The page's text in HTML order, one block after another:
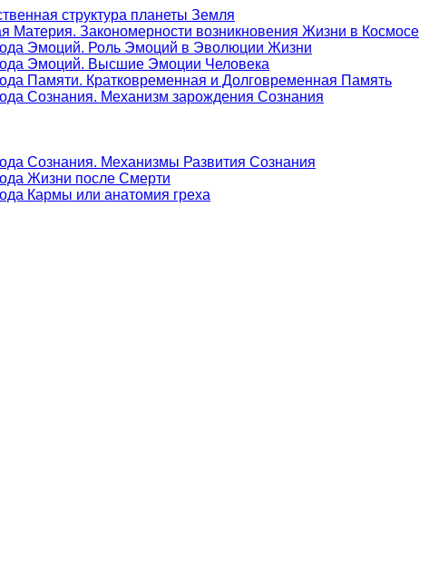
структура планеты Земля
Закономерности возникновения Жизни в Космосе
Эмоций. Роль Эмоций в Эволюции Жизни
Эмоций. Высшие Эмоции Человека
Памяти. Кратковременная и Долговременная Память
Сознания. Механизм зарождения Сознания
Сознания. Механизмы Развития Сознания
Жизни после Смерти
Кармы или анатомия греха